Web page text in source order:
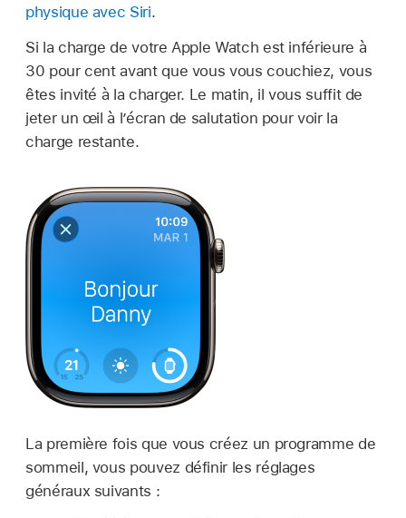
physique avec Siri.
Si la charge de votre Apple Watch est inférieure à
30 pour cent avant que vous vous couchiez, vous
êtes invité à la charger. Le matin, il vous suffit de
jeter un œil à l’écran de salutation pour voir la
charge restante.
La première fois que vous créez un programme de
sommeil, vous pouvez définir les réglages
généraux suivants :